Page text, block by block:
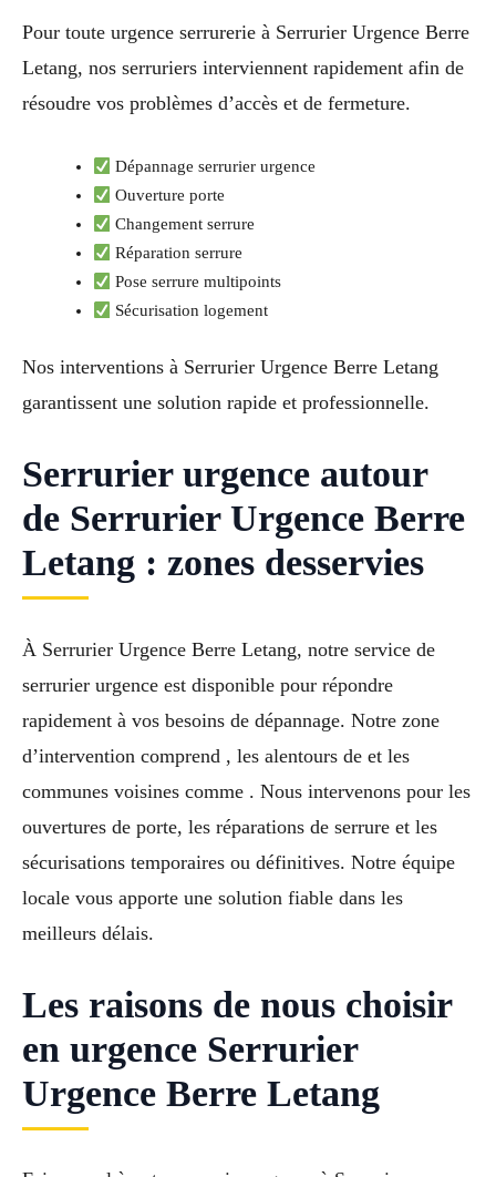
Pour toute urgence serrurerie à Serrurier Urgence Berre
Letang, nos serruriers interviennent rapidement afin de
résoudre vos problèmes d’accès et de fermeture.
Dépannage serrurier urgence
Ouverture porte
Changement serrure
Réparation serrure
Pose serrure multipoints
Sécurisation logement
Nos interventions à Serrurier Urgence Berre Letang
garantissent une solution rapide et professionnelle.
Serrurier urgence autour
de Serrurier Urgence Berre
Letang : zones desservies
À Serrurier Urgence Berre Letang, notre service de
serrurier urgence est disponible pour répondre
rapidement à vos besoins de dépannage. Notre zone
d’intervention comprend , les alentours de et les
communes voisines comme . Nous intervenons pour les
ouvertures de porte, les réparations de serrure et les
sécurisations temporaires ou définitives. Notre équipe
locale vous apporte une solution fiable dans les
meilleurs délais.
Les raisons de nous choisir
en urgence Serrurier
Urgence Berre Letang